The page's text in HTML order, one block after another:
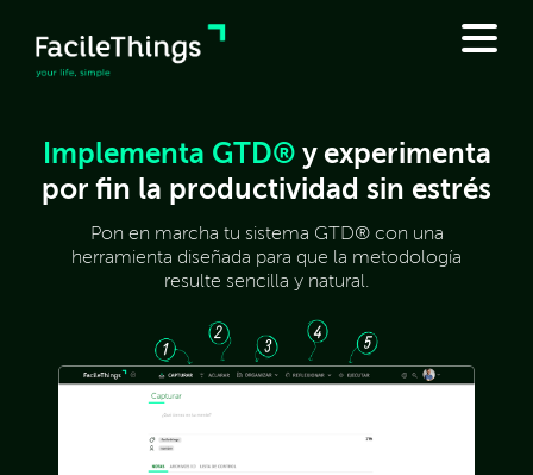
Implementa GTD® y experimenta
por fin la productividad sin estrés
Pon en marcha tu sistema GTD® con una
herramienta diseñada para que la metodología
resulte sencilla y natural.